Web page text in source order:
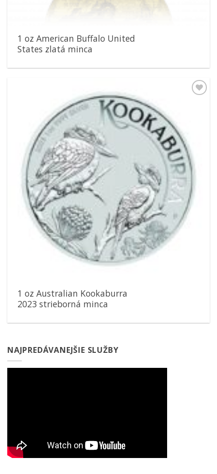
1 oz American Buffalo United
States zlatá minca
1 oz Australian Kookaburra
2023 strieborná minca
NAJPREDÁVANEJŠIE SLUŽBY